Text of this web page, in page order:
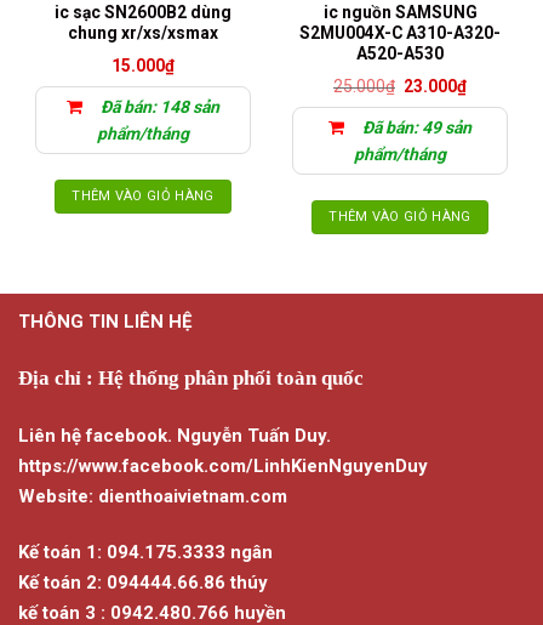
ic sạc SN2600B2 dùng
chung xr/xs/xsmax
15.000₫
Đã bán: 148 sản
phẩm/tháng
THÊM VÀO GIỎ HÀNG
ic nguồn SAMSUNG
S2MU004X-C A310-A320-
A520-A530
25.000₫ Giá
là:
25.000₫.
23.000₫Giá
là:
Đã bán: 49 sản
phẩm/tháng
THÊM VÀO GIỎ HÀNG
THÔNG TIN LIÊN HỆ
Địa chỉ : Hệ thống phân phối toàn quốc
Liên hệ facebook. Nguyễn Tuấn Duy.
https://www.facebook.com/LinhKienNguyenDuy
Website: dienthoaivietnam.com
Kế toán 1: 094.175.3333 ngân
Kế toán 2: 094444.66.86 thúy
kế toán 3 : 0942.480.766 huyền